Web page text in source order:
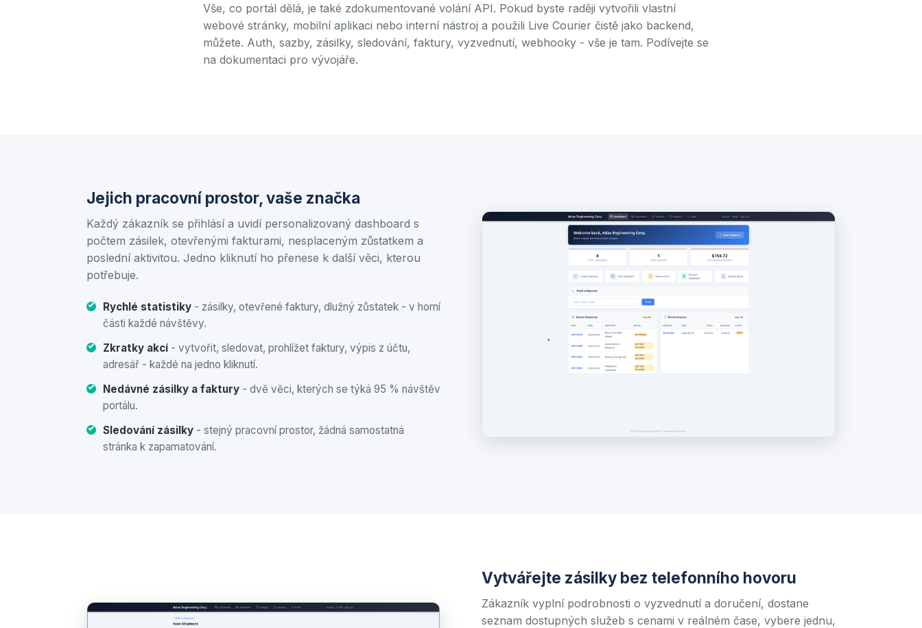
Vše, co portál dělá, je také zdokumentované volání API. Pokud byste raději vytvořili vlastní
webové stránky, mobilní aplikaci nebo interní nástroj a použili Live Courier čistě jako backend,
můžete. Auth, sazby, zásilky, sledování, faktury, vyzvednutí, webhooky - vše je tam. Podívejte se
na dokumentaci pro vývojáře.
Jejich pracovní prostor, vaše značka
Každý zákazník se přihlásí a uvidí personalizovaný dashboard s
počtem zásilek, otevřenými fakturami, nesplaceným zůstatkem a
poslední aktivitou. Jedno kliknutí ho přenese k další věci, kterou
potřebuje.
Rychlé statistiky - zásilky, otevřené faktury, dlužný zůstatek - v horní
části každé návštěvy.
Zkratky akcí - vytvořit, sledovat, prohlížet faktury, výpis z účtu,
adresář - každé na jedno kliknutí.
Nedávné zásilky a faktury - dvě věci, kterých se týká 95 % návštěv
portálu.
Sledování zásilky - stejný pracovní prostor, žádná samostatná
stránka k zapamatování.
Vytvářejte zásilky bez telefonního hovoru
Zákazník vyplní podrobnosti o vyzvednutí a doručení, dostane
seznam dostupných služeb s cenami v reálném čase, vybere jednu,